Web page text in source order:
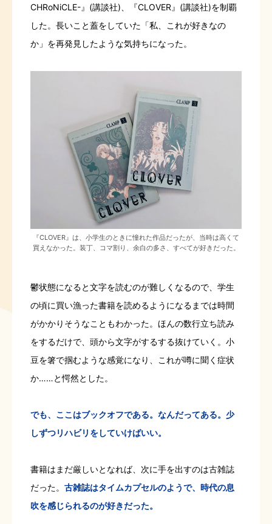
CHRoNiCLE-』(講談社)、『CLOVER』(講談社)を制覇
した。長いこと蓋をしていた「私、これが好きなの
か」を再発見したような気持ちになった。
『CLOVER』は、小学生のときに憧れた作品だったが、当時は高くて
買えなかった。装丁、コマ割り、余白の多さ、すべてが好きだった。
鬱状態になると文字を読むのが難しくなるので、学生
の頃に買い漁った書籍を読めるようになるまでは時間
がかかりそうなこともわかった。ほんの数行立ち読み
をするだけで、頭から文字がするする抜けていく。小
豆を箸で掴むような感覚になり、これが噂に聞く症状
か……と愕然とした。
でも、ここはブックオフである。なんだってある。少
しずつリハビリをしていけばいい。
書籍はまだ厳しいとなれば、次に手を出すのは古雑誌
だった。 古雑誌はタイムカプセルのようで、時代の息
吹を感じられるのが好きだった。